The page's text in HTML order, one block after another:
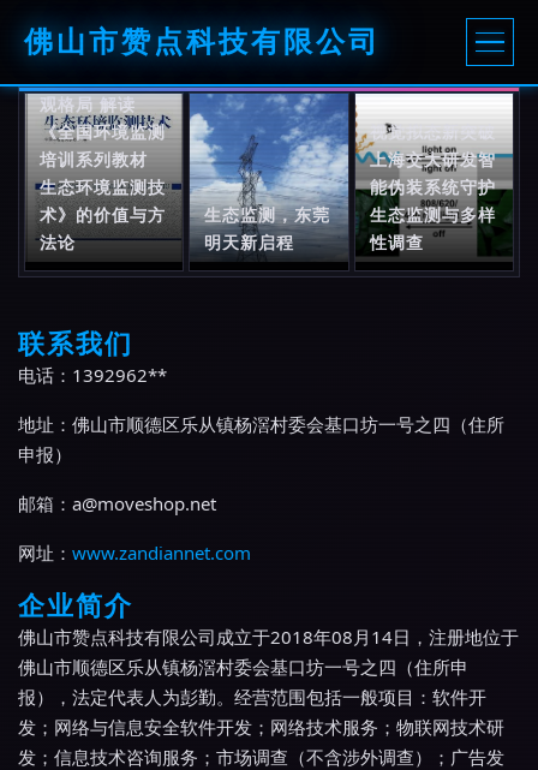
佛山市赞点科技有限公司
观格局 解读
《全国环境监测
培训系列教材
生态环境监测技
术》的价值与方
法论
生态监测，东莞
明天新启程
视觉拟态新突破
上海交大研发智
能伪装系统守护
生态监测与多样
性调查
联系我们
电话：1392962**
地址：佛山市顺德区乐从镇杨滘村委会基口坊一号之四（住所
申报）
邮箱： a@moveshop.net
网址： www.zandiannet.com
企业简介
佛山市赞点科技有限公司成立于2018年08月14日，注册地位于
佛山市顺德区乐从镇杨滘村委会基口坊一号之四（住所申
报），法定代表人为彭勤。经营范围包括一般项目：软件开
发；网络与信息安全软件开发；网络技术服务；物联网技术研
发；信息技术咨询服务；市场调查（不含涉外调查）；广告发